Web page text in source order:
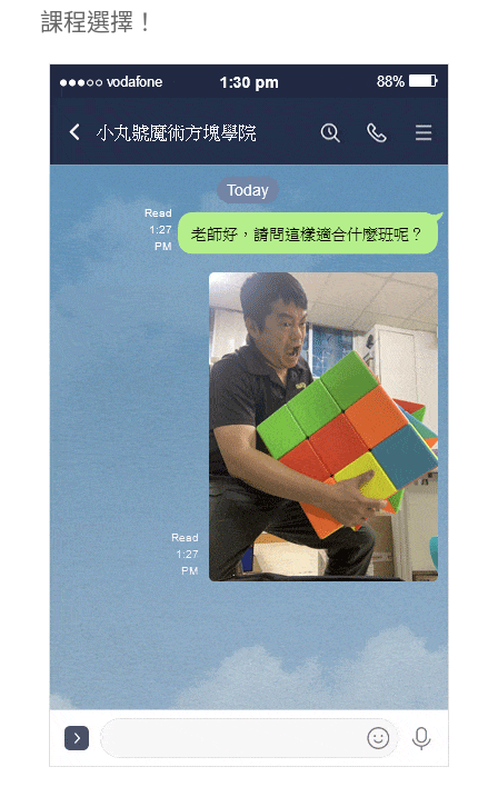
課程選擇！